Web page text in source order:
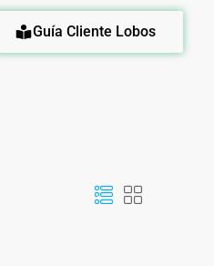
Guía Cliente Lobos